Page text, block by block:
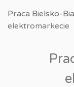
Praca Bielsko-
elektromarkecie